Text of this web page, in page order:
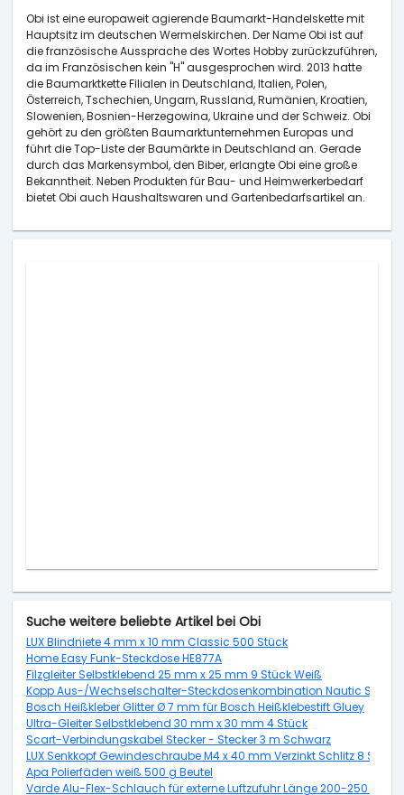
Obi ist eine europaweit agierende Baumarkt-Handelskette mit
Hauptsitz im deutschen Wermelskirchen. Der Name Obi ist auf
die französische Aussprache des Wortes Hobby zurückzuführen,
da im Französischen kein "H" ausgesprochen wird. 2013 hatte
die Baumarktkette Filialen in Deutschland, Italien, Polen,
Österreich, Tschechien, Ungarn, Russland, Rumänien, Kroatien,
Slowenien, Bosnien-Herzegowina, Ukraine und der Schweiz. Obi
gehört zu den größten Baumarktunternehmen Europas und
führt die Top-Liste der Baumärkte in Deutschland an. Gerade
durch das Markensymbol, den Biber, erlangte Obi eine große
Bekanntheit. Neben Produkten für Bau- und Heimwerkerbedarf
bietet Obi auch Haushaltswaren und Gartenbedarfsartikel an.
Suche weitere beliebte Artikel bei Obi
LUX Blindniete 4 mm x 10 mm Classic 500 Stück
Home Easy Funk-Steckdose HE877A
Filzgleiter Selbstklebend 25 mm x 25 mm 9 Stück Weiß
Kopp Aus-/Wechselschalter-Steckdosenkombination Nautic
Bosch Heißkleber Glitter Ø 7 mm für Bosch Heißklebestift Gluey
Ultra-Gleiter Selbstklebend 30 mm x 30 mm 4 Stück
Scart-Verbindungskabel Stecker - Stecker 3 m Schwarz
LUX Senkkopf Gewindeschraube M4 x 40 mm Verzinkt Schlitz 8 Stück
Apa Polierfäden weiß 500 g Beutel
Varde Alu-Flex-Schlauch für externe Luftzufuhr Länge 200-250 cm,